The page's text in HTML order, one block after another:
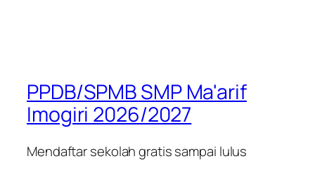
PPDB/SPMB SMP Ma'arif
Imogiri 2026/2027
Mendaftar sekolah gratis sampai lulus